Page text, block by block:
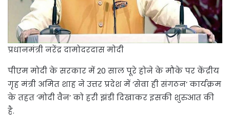
प्रधानमंत्री नरेंद्र दामोदरदास मोदी
पीएम मोदी के सरकार में 20 साल पूरे होने के मौके पर केंद्रीय
गृह मंत्री अमित शाह ने उत्तर प्रदेश में ‘सेवा ही संगठन’ कार्यक्रम
के तहत ‘मोदी वैन’ को हरी झंडी दिखाकर इसकी शुरुआत की
है.